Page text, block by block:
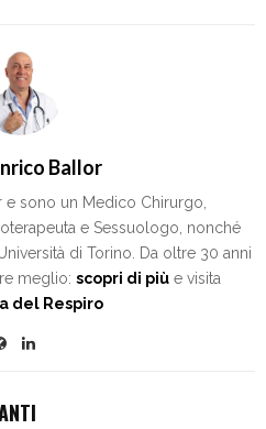
Ballor
e sono un Medico Chirurgo,
e Sessuologo, nonché
di Torino. Da oltre 30 anni
meglio: scopri di più e visita
del Respiro